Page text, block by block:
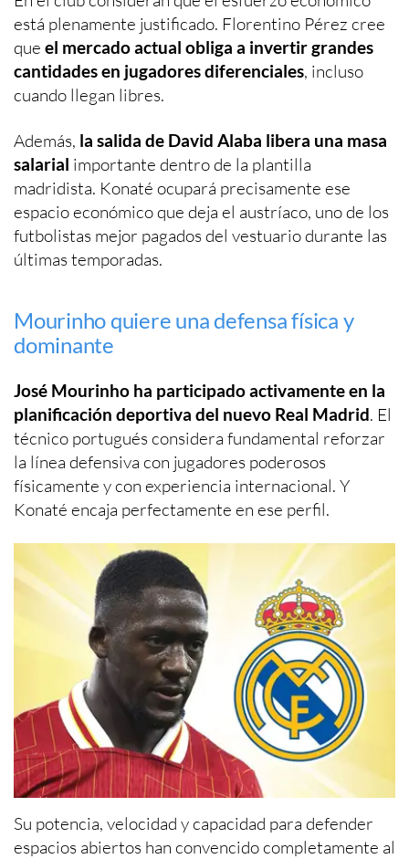
está plenamente justificado. Florentino Pérez cree
que el mercado actual obliga a invertir grandes
cantidades en jugadores diferenciales, incluso
cuando llegan libres.
Además, la salida de David Alaba libera una masa
salarial importante dentro de la plantilla
madridista. Konaté ocupará precisamente ese
espacio económico que deja el austríaco, uno de los
futbolistas mejor pagados del vestuario durante las
últimas temporadas.
Mourinho quiere una defensa física y
dominante
José Mourinho ha participado activamente en la
planificación deportiva del nuevo Real Madrid. El
técnico portugués considera fundamental reforzar
la línea defensiva con jugadores poderosos
físicamente y con experiencia internacional. Y
Konaté encaja perfectamente en ese perfil.
Su potencia, velocidad y capacidad para defender
espacios abiertos han convencido completamente al